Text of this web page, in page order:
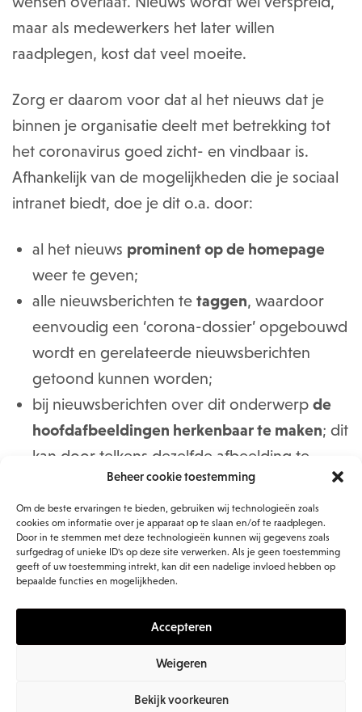
Beheer cookie toestemming
Om de beste ervaringen te bieden, gebruiken wij technologieën zoals
cookies om informatie over je apparaat op te slaan en/of te raadplegen.
Door in te stemmen met deze technologieën kunnen wij gegevens zoals
surfgedrag of unieke ID's op deze site verwerken. Als je geen toestemming
geeft of uw toestemming intrekt, kan dit een nadelige invloed hebben op
bepaalde functies en mogelijkheden.
Accepteren
Weigeren
Bekijk voorkeuren
maar als medewerkers het later willen
raadplegen, kost dat veel moeite.
Zorg er daarom voor dat al het nieuws dat je
binnen je organisatie deelt met betrekking tot
het coronavirus goed zicht- en vindbaar is.
Afhankelijk van de mogelijkheden die je sociaal
intranet biedt, doe je dit o.a. door:
al het nieuws prominent op de homepage
weer te geven;
alle nieuwsberichten te taggen, waardoor
eenvoudig een ‘corona-dossier’ opgebouwd
wordt en gerelateerde nieuwsberichten
getoond kunnen worden;
bij nieuwsberichten over dit onderwerp de
hoofdafbeeldingen herkenbaar te maken; dit
kan door telkens dezelfde afbeelding te
gebruiken, door een ‘virtuele sticker’ op elke
afbeelding te gebruiken, etc;
een aparte ’tijdlijn’ op de homepageop te
nemen met nieuwsupdates over het
onderwerp;
tijdelijk beleid ook op te nemen inhet Weten
& Regelen-deel of de kennisbank
intranet, bijvoorbeeld in een speciaal